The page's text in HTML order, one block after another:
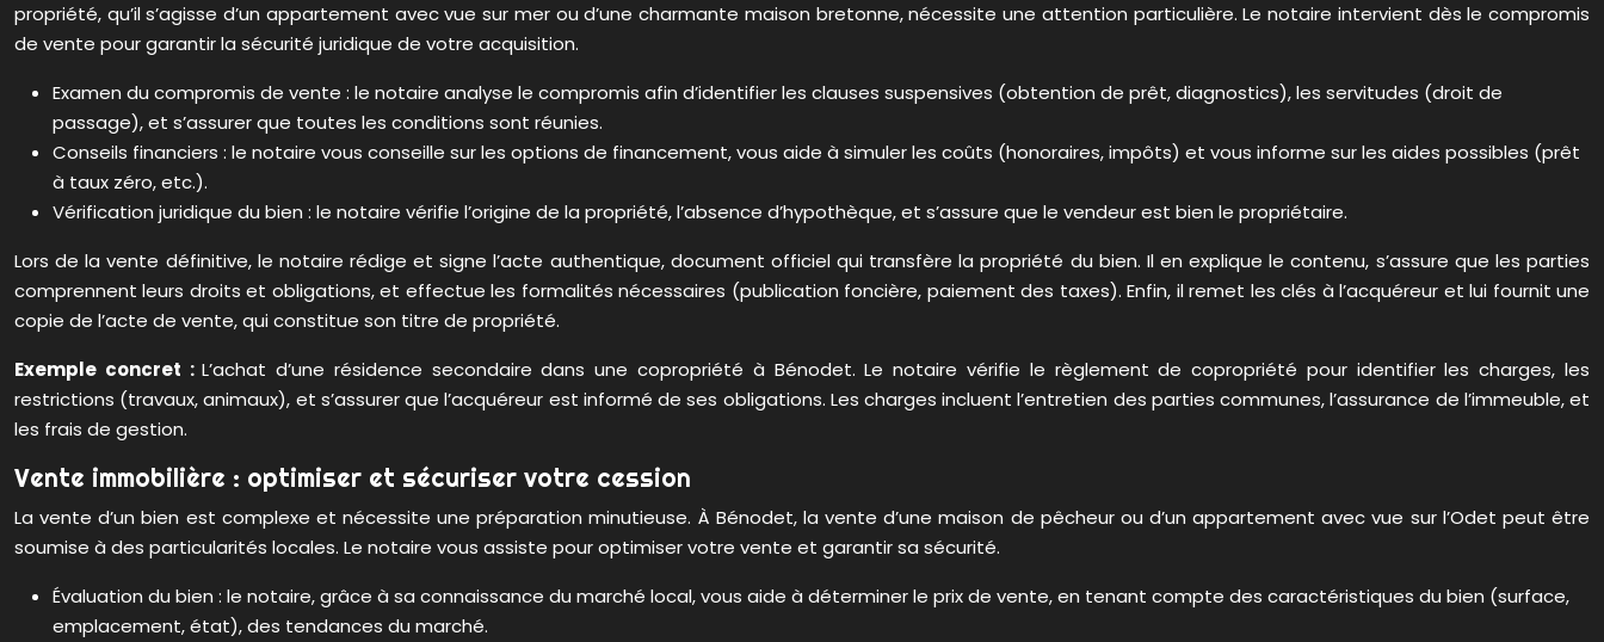
propriété, qu’il s’agisse d’un appartement avec vue sur mer ou d’une charmante maison bretonne, nécessite une attention particulière. Le notaire intervient dès le compromis
de vente pour garantir la sécurité juridique de votre acquisition.
Examen du compromis de vente : le notaire analyse le compromis afin d’identifier les clauses suspensives (obtention de prêt, diagnostics), les servitudes (droit de
passage), et s’assurer que toutes les conditions sont réunies.
Conseils financiers : le notaire vous conseille sur les options de financement, vous aide à simuler les coûts (honoraires, impôts) et vous informe sur les aides possibles (prêt
à taux zéro, etc.).
Vérification juridique du bien : le notaire vérifie l’origine de la propriété, l’absence d’hypothèque, et s’assure que le vendeur est bien le propriétaire.
Lors de la vente définitive, le notaire rédige et signe l’acte authentique, document officiel qui transfère la propriété du bien. Il en explique le contenu, s’assure que les parties
comprennent leurs droits et obligations, et effectue les formalités nécessaires (publication foncière, paiement des taxes). Enfin, il remet les clés à l’acquéreur et lui fournit une
copie de l’acte de vente, qui constitue son titre de propriété.
Exemple concret :L’achat d’une résidence secondaire dans une copropriété à Bénodet. Le notaire vérifie le règlement de copropriété pour identifier les charges, les
restrictions (travaux, animaux), et s’assurer que l’acquéreur est informé de ses obligations. Les charges incluent l’entretien des parties communes, l’assurance de l’immeuble, et
les frais de gestion.
Vente immobilière : optimiser et sécuriser votre cession
La vente d’un bien est complexe et nécessite une préparation minutieuse. À Bénodet, la vente d’une maison de pêcheur ou d’un appartement avec vue sur l’Odet peut être
soumise à des particularités locales. Le notaire vous assiste pour optimiser votre vente et garantir sa sécurité.
Évaluation du bien : le notaire, grâce à sa connaissance du marché local, vous aide à déterminer le prix de vente, en tenant compte des caractéristiques du bien (surface,
emplacement, état), des tendances du marché.